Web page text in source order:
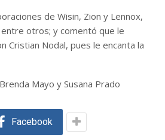
de Wisin, Zion y Lennox,
otros; y comentó que le
Cristian Nodal, pues le encanta la
Mayo y Susana Prado
Facebook